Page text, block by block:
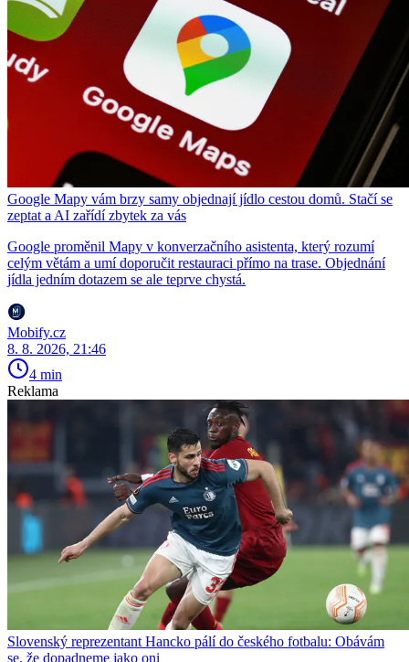
Google Mapy vám brzy samy objednají jídlo cestou domů. Stačí se
zeptat a AI zařídí zbytek za vás
Google proměnil Mapy v konverzačního asistenta, který rozumí
celým větám a umí doporučit restauraci přímo na trase. Objednání
jídla jedním dotazem se ale teprve chystá.
Mobify.cz
8. 8. 2026, 21:46
4 min
Reklama
Slovenský reprezentant Hancko pálí do českého fotbalu: Obávám
se, že dopadneme jako oni